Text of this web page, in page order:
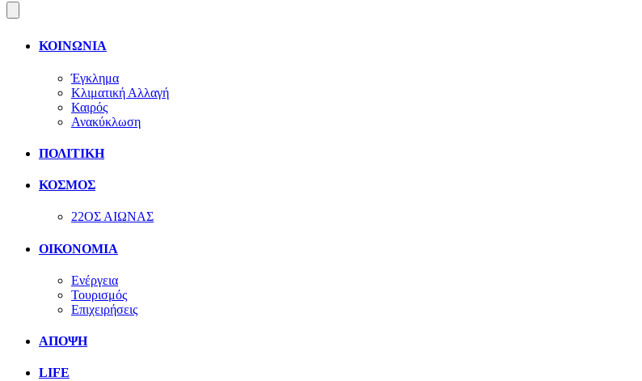
ΚΟΙΝΩΝΙΑ
Έγκλημα
Κλιματική Αλλαγή
Καιρός
Ανακύκλωση
ΠΟΛΙΤΙΚΗ
ΚΟΣΜΟΣ
22ΟΣ ΑΙΩΝΑΣ
ΟΙΚΟΝΟΜΙΑ
Ενέργεια
Τουρισμός
Επιχειρήσεις
ΑΠΟΨΗ
LIFE